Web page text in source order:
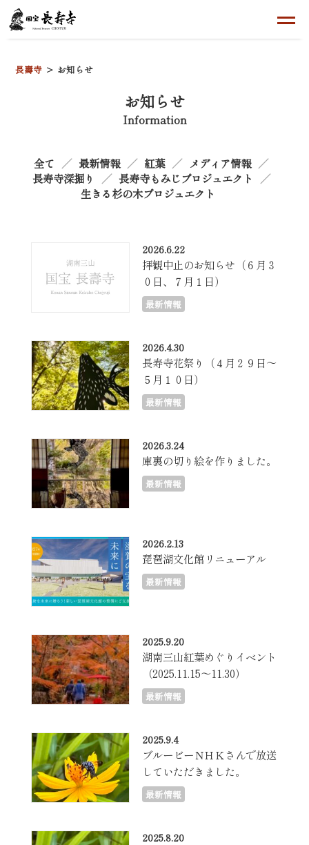
長壽寺 お知らせ
お知らせ
Information
全て 最新情報 紅葉
メディア情報
長寿寺深掘り
長寿寺もみじプロジュエクト
生きる杉の木プロジュエクト
2026.6.22
拝観中止のお知らせ（６月３
０日、７月１日）
最新情報
2026.4.30
長寿寺花祭り（４月２９日～
５月１０日）
最新情報
2026.3.24
庫裏の切り絵を作りました。
最新情報
2026.2.13
琵琶湖文化館リニューアル
最新情報
2025.9.20
湖南三山紅葉めぐりイベント
（2025.11.15～11.30）
最新情報
2025.9.4
ブルービーＮＨＫさんで放送
していただきました。
最新情報
2025.8.20